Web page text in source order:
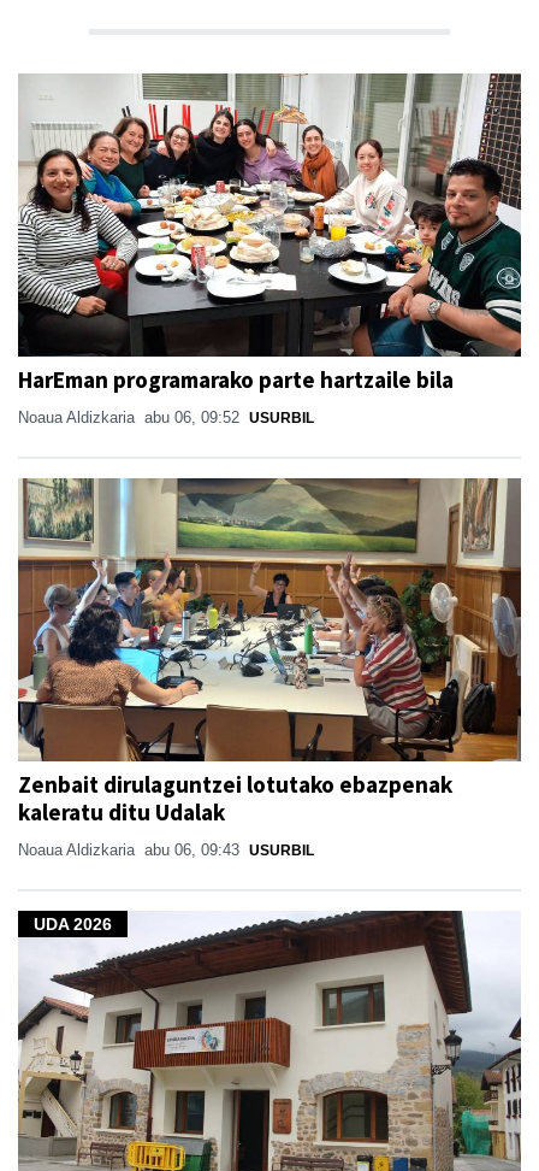
HarEman programarako parte hartzaile bila
Noaua Aldizkaria abu 06, 09:52 USURBIL
Zenbait dirulaguntzei lotutako ebazpenak
kaleratu ditu Udalak
Noaua Aldizkaria abu 06, 09:43 USURBIL
UDA 2026